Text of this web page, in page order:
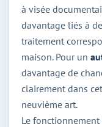
à visée
davantage liés à
traitement
maison. Pour un
davantage de
clairement dans
neuvième art.
Le